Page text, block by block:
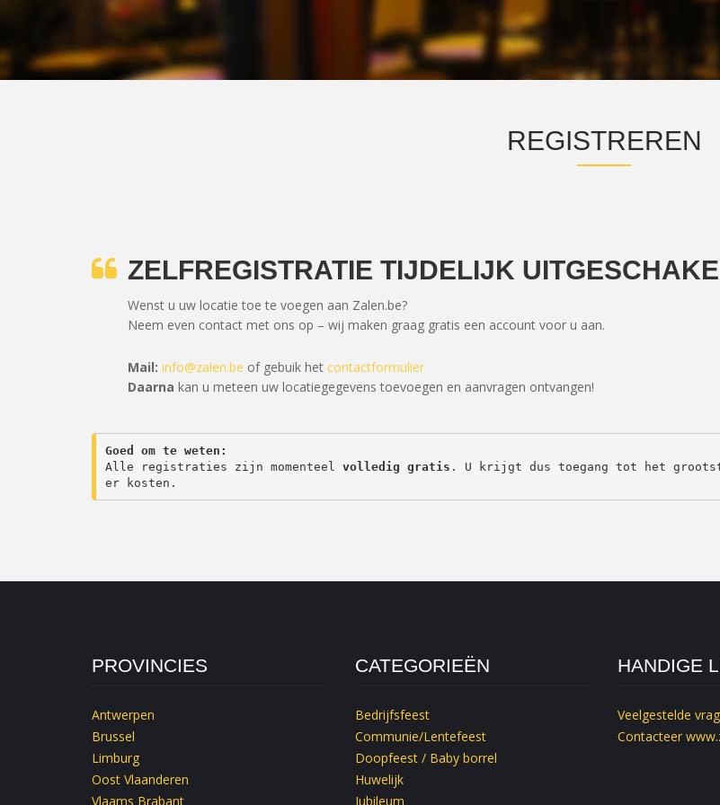
REGISTREREN
ZELFREGISTRATIE TIJDELIJK
Wenst u uw locatie toe te voegen aan Zalen.be?
Neem even contact met ons op – wij maken graag gratis een account voor u aan.
Mail: info@zalen.be of gebuik het contactformulier
Daarna kan u meteen uw locatiegegevens toevoegen en aanvragen ontvangen!
Goed om te weten:
Alle registraties zijn momenteel volledig gratis . U krijgt dus toegang tot het
er kosten.
PROVINCIES
Antwerpen
Brussel
Limburg
Oost Vlaanderen
Vlaams Brabant
CATEGORIEËN
Bedrijfsfeest
Communie/Lentefeest
Doopfeest / Baby borrel
Huwelijk
Jubileum
HANDIGE
Veelgestelde
Contacteer